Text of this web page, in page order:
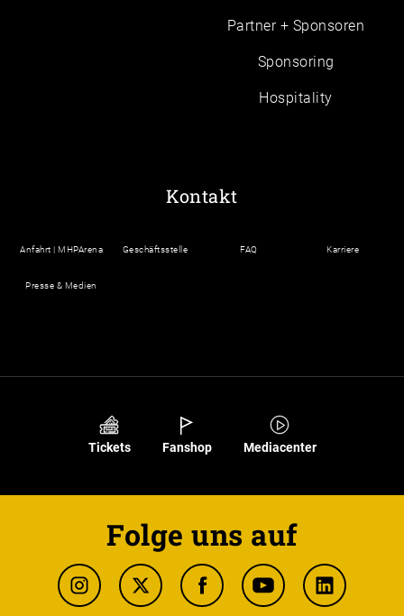
Partner + Sponsoren
Sponsoring
Hospitality
Kontakt
Anfahrt | MHPArena Geschäftsstelle FAQ Karriere
Presse & Medien
Tickets Fanshop Mediacenter
Folge uns auf